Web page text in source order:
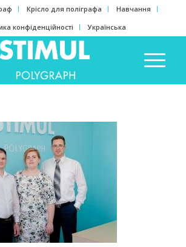
Крісло для поліграфа
Навчання
конфіденційності
Українська